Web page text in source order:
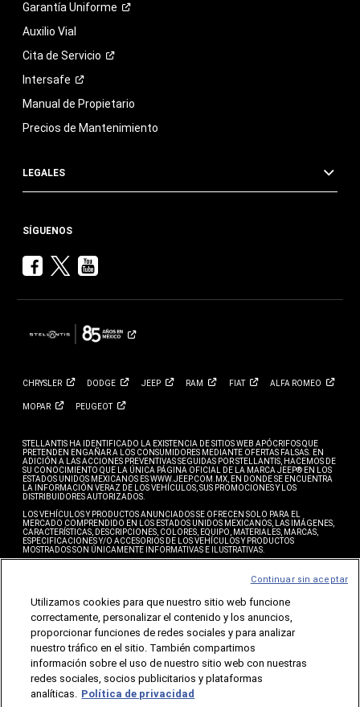
Garantía Uniforme
Auxilio Vial
Cita de Servicio
Intersafe
Manual de Propietario
Precios de Mantenimiento
LEGALES
SÍGUENOS
Visita
en
Facebook
Visita
en
Twitter
Visita
en
YouTube
CHRYSLER DODGE JEEP RAM FIAT ALFA ROMEO
MOPAR PEUGEOT
STELLANTIS HA IDENTIFICADO LA EXISTENCIA DE SITIOS WEB APÓCRIFOS QUE
PRETENDEN ENGAÑAR A LOS CONSUMIDORES MEDIANTE OFERTAS FALSAS. EN
ADICIÓN A LAS ACCIONES PREVENTIVAS SEGUIDAS POR STELLANTIS, HACEMOS DE
SU CONOCIMIENTO QUE LA ÚNICA PÁGINA OFICIAL DE LA MARCA JEEP® EN LOS
ESTADOS UNIDOS MEXICANOS ES WWW.JEEP.COM.MX, EN DONDE SE ENCUENTRA
LA INFORMACIÓN VERAZ DE LOS VEHÍCULOS, SUS PROMOCIONES Y LOS
DISTRIBUIDORES AUTORIZADOS.
LOS VEHÍCULOS Y PRODUCTOS ANUNCIADOS SE OFRECEN SOLO PARA EL
MERCADO COMPRENDIDO EN LOS ESTADOS UNIDOS MEXICANOS, LAS IMÁGENES,
CARACTERÍSTICAS, DESCRIPCIONES, COLORES, EQUIPO, MATERIALES, MARCAS,
ESPECIFICACIONES Y/O ACCESORIOS DE LOS VEHÍCULOS Y PRODUCTOS
MOSTRADOS SON ÚNICAMENTE INFORMATIVAS E ILUSTRATIVAS.
RESULTADOS DE PRUEBAS DE LABORATORIO REALIZADAS BAJO CONDICIONES
CONTROLADAS DE MANEJO, DE CONFORMIDAD CON LA NOM-163-SEMARNAT-
AQUELLAS SUJETAS A VARIABLES QUE PUEDAN AFECTAR EL RENDIMIENTO DE
COMBUSTIBLE TALES COMO LA ALTITUD, LA TEMPERATURA AMBIENTE,
CONDICIONES DE TRÁFICO, VELOCIDADES, TIPO DE ACELERACIÓN, ENTRE OTRAS.
ESTE SITIO OBTIENE DATOS PERSONALES A TRAVÉS DE COOKIES Y WEB BEACONS. SI
DESEA SABER MÁS ACERCA DE CÓMO PODRÍA INHABILITAR LAS COOKIES, POR
FAVOR CONSULTE NUESTRO ÚLTIMO AVISO DE PRIVACIDAD.
© 2026 STELLANTIS MÉXICO, S.A. DE C.V. TODOS LOS DERECHOS RESERVADOS.
CHRYSLER®, DODGE®, JEEP®, RAM®, MOPAR® Y HEMI SON MARCAS REGISTRADAS
DE FCA US LLC. LAS MARCAS ALFA ROMEO® Y FIAT® SON MARCAS REGISTRADAS
BAJO LICENCIA DE FCA GROUP MARKETING S.P.A. Y SE ENCUENTRAN
LICENCIADAS EN FAVOR DE STELLANTIS MÉXICO, S.A. DE C.V. LAS DEMÁS MARCAS
Utilizamos cookies para que nuestro sitio web funcione
correctamente, personalizar el contenido y los anuncios,
proporcionar funciones de redes sociales y para analizar
nuestro tráfico en el sitio. También compartimos
información sobre el uso de nuestro sitio web con nuestras
redes sociales, socios publicitarios y plataformas
analíticas. Política de privacidad
Continuar sin aceptar